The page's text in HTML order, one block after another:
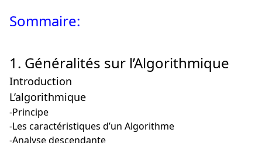
Sommaire:
1. Généralités sur l’Algorithmique
Introduction
L’algorithmique
-Principe
-Les caractéristiques d’un Algorithme
-Analyse descendante